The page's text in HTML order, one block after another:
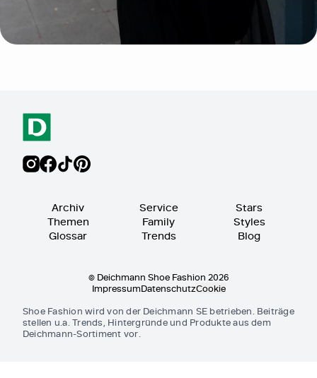
Archiv
Themen
Glossar
Service
Family
Trends
Stars
Styles
Blog
© Deichmann Shoe Fashion 2026
ImpressumDatenschutzCookie
Shoe Fashion wird von der Deichmann SE betrieben. Beiträge
stellen u.a. Trends, Hintergründe und Produkte aus dem
Deichmann-Sortiment vor.